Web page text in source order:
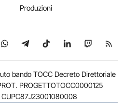
Produzioni
su YouTube
Seguici su WhatsApp
Seguici su Telegram
Seguici su TikTok
Seguici su
Seguici
bando TOCC Decreto Direttoriale
PROGETTOTOCC0000125